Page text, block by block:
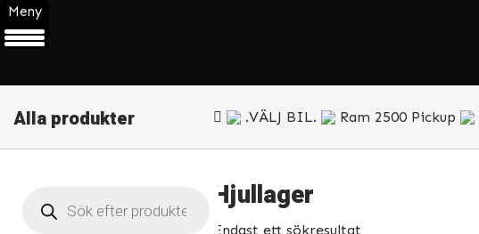
Alla produkter .VÄLJ BIL. Ram 2500 Pickup
search
Hjullager
Endast ett sökresultat
Meny